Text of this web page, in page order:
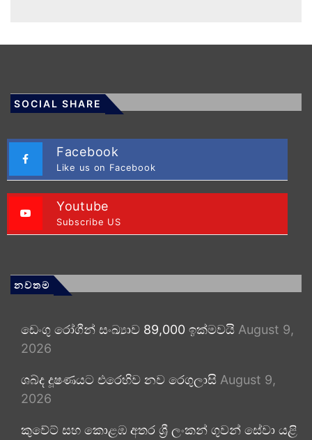
SOCIAL SHARE
Facebook
Like us on Facebook
Youtube
Subscribe US
නවතම
ඩෙංගු රෝගීන් සංඛ්‍යාව 89,000 ඉක්මවයි August 9,
2026
ශබ්ද දූෂණයට එරෙහිව නව රෙගුලාසි August 9,
2026
කුවේට් සහ කොළඹ අතර ශ්‍රී ලංකන් ගුවන් සේවා යළි